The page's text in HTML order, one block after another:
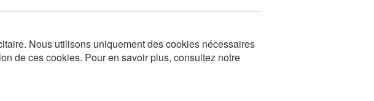
Nous utilisons uniquement des cookies nécessaires
de ces cookies. Pour en savoir plus, consultez notre